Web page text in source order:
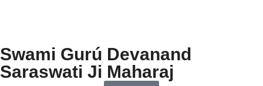
Swami Gurú Devanand
Saraswati Ji Maharaj